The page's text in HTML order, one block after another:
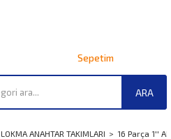
ARA
Sepetim
LOKMA ANAHTAR TAKIMLARI 16 Parça 1''